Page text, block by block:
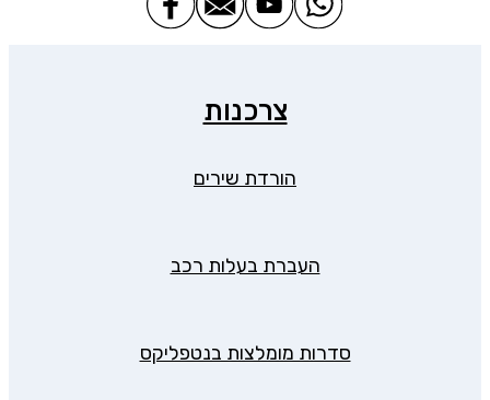
צרכנות
הורדת שירים
העברת בעלות רכב
סדרות מומלצות בנטפליקס